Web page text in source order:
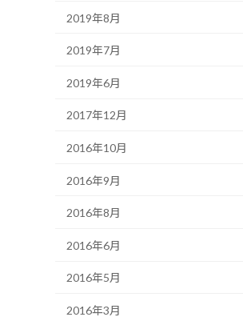
2019年8月
2019年7月
2019年6月
2017年12月
2016年10月
2016年9月
2016年8月
2016年6月
2016年5月
2016年3月